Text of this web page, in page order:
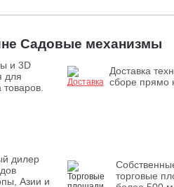
Садовые механизмы
и 3D
для
Доставка
сборе прямо
дилер
Азии и
торговые